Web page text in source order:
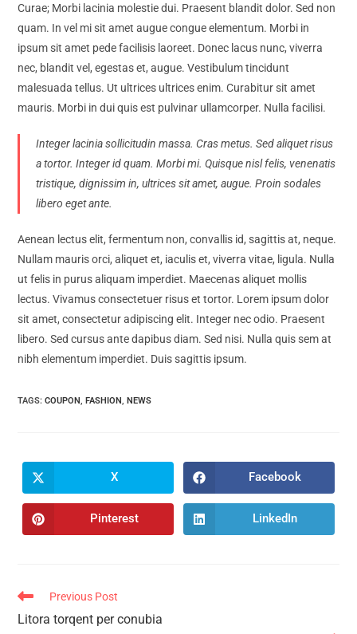
Curae; Morbi lacinia molestie dui. Praesent blandit dolor. Sed non
quam. In vel mi sit amet augue congue elementum. Morbi in
ipsum sit amet pede facilisis laoreet. Donec lacus nunc, viverra
nec, blandit vel, egestas et, augue. Vestibulum tincidunt
malesuada tellus. Ut ultrices ultrices enim. Curabitur sit amet
mauris. Morbi in dui quis est pulvinar ullamcorper. Nulla facilisi.
Integer lacinia sollicitudin massa. Cras metus. Sed aliquet risus
a tortor. Integer id quam. Morbi mi. Quisque nisl felis, venenatis
tristique, dignissim in, ultrices sit amet, augue. Proin sodales
libero eget ante.
Aenean lectus elit, fermentum non, convallis id, sagittis at, neque.
Nullam mauris orci, aliquet et, iaculis et, viverra vitae, ligula. Nulla
ut felis in purus aliquam imperdiet. Maecenas aliquet mollis
lectus. Vivamus consectetuer risus et tortor. Lorem ipsum dolor
sit amet, consectetur adipiscing elit. Integer nec odio. Praesent
libero. Sed cursus ante dapibus diam. Sed nisi. Nulla quis sem at
nibh elementum imperdiet. Duis sagittis ipsum.
TAGS:COUPON, FASHION, NEWS
X Facebook
Pinterest LinkedIn
Previous Post
Litora torqent per conubia